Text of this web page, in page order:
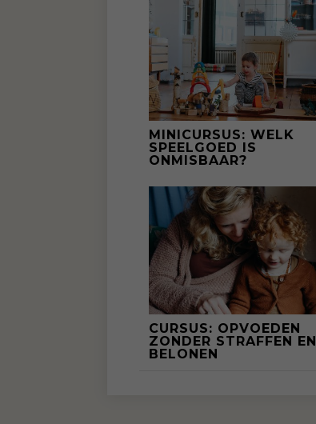
MINICURSUS: WELK
SPEELGOED IS
ONMISBAAR?
CURSUS: OPVOEDEN
ZONDER STRAFFEN EN
BELONEN